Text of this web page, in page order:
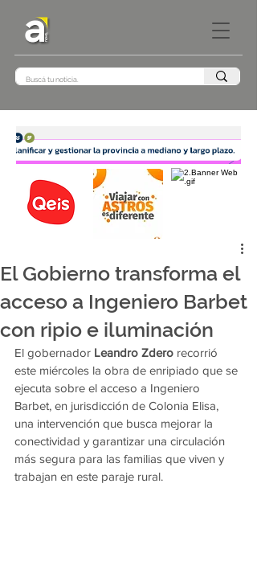
El Gobierno transforma el
acceso a Ingeniero Barbet
con ripio e iluminación
El gobernador Leandro Zdero recorrió
este miércoles la obra de enripiado que se
ejecuta sobre el acceso a Ingeniero
Barbet, en jurisdicción de Colonia Elisa,
una intervención que busca mejorar la
conectividad y garantizar una circulación
más segura para las familias que viven y
trabajan en este paraje rural.